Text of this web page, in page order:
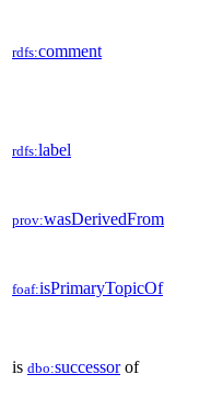
rdfs:comment
rdfs:label
prov:wasDerivedFrom
foaf:isPrimaryTopicOf
is dbo:successorof